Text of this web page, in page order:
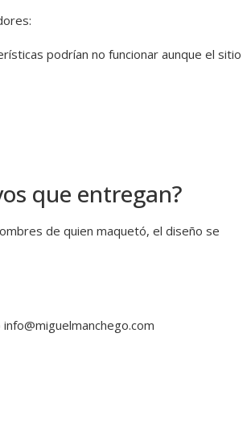
podrían no funcionar aunque el sitio
que entregan?
de quien maquetó, el diseño se